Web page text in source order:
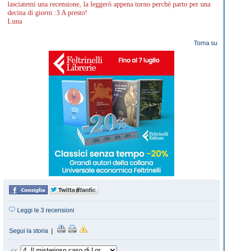
lasciatemi una recensione, la leggerò appena torno perchè parto per una
decina di giorni :3 A presto!
Luna
Torna su
Leggi le 3 recensioni
Segui la storia